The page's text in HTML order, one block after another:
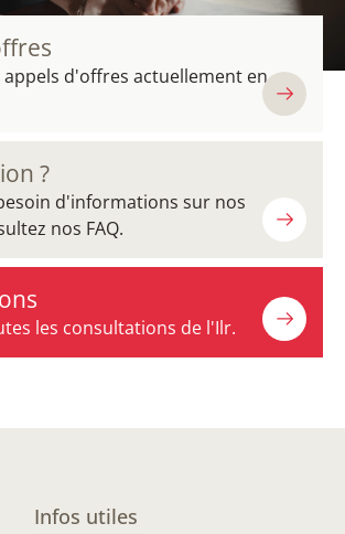
appels d'offres actuellement en
?
d'informations sur nos
nos FAQ.
les consultations de l'Ilr.
Infos utiles